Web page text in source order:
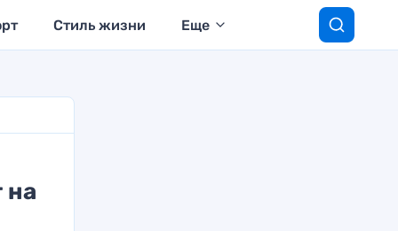
Стиль жизни Еще
на